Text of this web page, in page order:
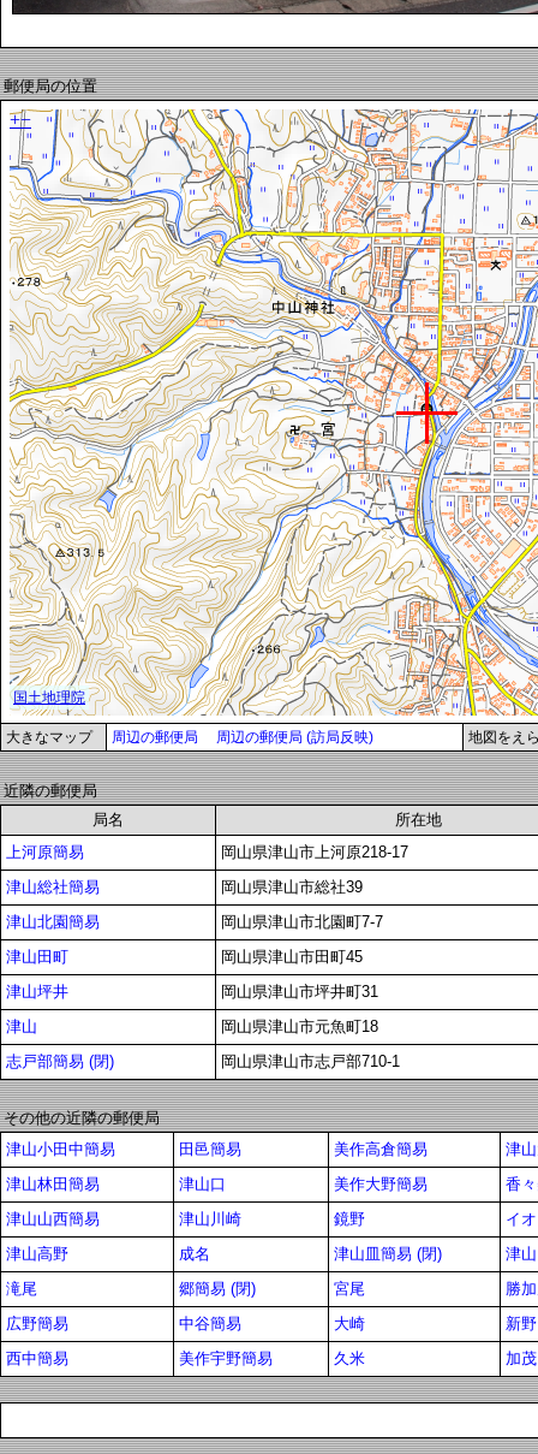
郵便局の位置
大きなマップ 周辺の郵便局 周辺の郵便局 (訪局反映) 地図をえ
近隣の郵便局
局名
所在地
上河原簡易
岡山県津山市上河原218-17
津山総社簡易
岡山県津山市総社39
津山北園簡易
岡山県津山市北園町7-7
津山田町
岡山県津山市田町45
津山坪井
岡山県津山市坪井町31
津山
岡山県津山市元魚町18
志戸部簡易 (閉)
岡山県津山市志戸部710-1
その他の近隣の郵便局
津山小田中簡易
田邑簡易 美作高倉簡易
津
津山林田簡易
津山口 美作大野簡易
香
津山山西簡易
津山川崎 鏡野
イ
津山高野
成名 津山皿簡易 (閉)
津
滝尾
郷簡易 (閉) 宮尾
勝
広野簡易
中谷簡易 大崎
新野
西中簡易
美作宇野簡易 久米 加茂